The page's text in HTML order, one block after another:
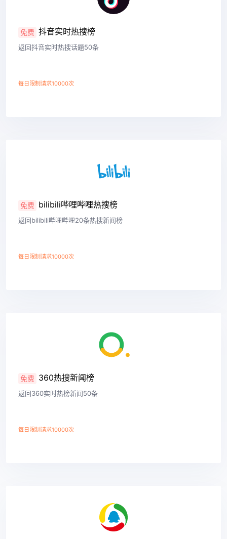
免费 抖音实时热搜榜
返回抖音实时热搜话题50条
每日限制请求10000次
免费 bilibili哔哩哔哩热搜榜
返回bilibili哔哩哔哩20条热搜新闻榜
每日限制请求10000次
免费 360热搜新闻榜
返回360实时热榜新闻50条
每日限制请求10000次